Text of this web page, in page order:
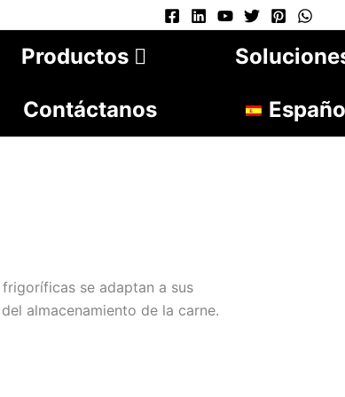
Productos
Contáctanos
se adaptan a sus
almacenamiento de la carne.